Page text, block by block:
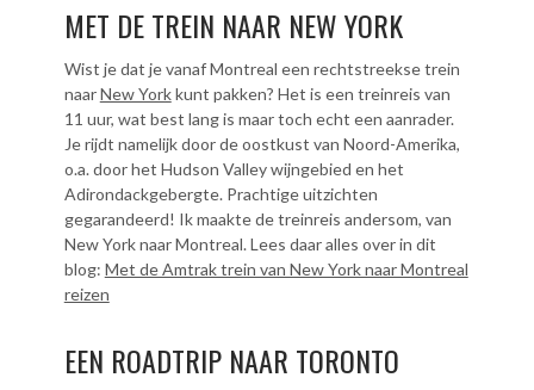
MET DE TREIN NAAR NEW YORK
Wist je dat je vanaf Montreal een rechtstreekse trein
naarNew Yorkkunt pakken? Het is een treinreis van
11 uur, wat best lang is maar toch echt een aanrader.
Je rijdt namelijk door de oostkust van Noord-Amerika,
o.a. door het Hudson Valley wijngebied en het
Adirondackgebergte. Prachtige uitzichten
gegarandeerd! Ik maakte de treinreis andersom, van
New York naar Montreal. Lees daar alles over in dit
blog: Met de Amtrak trein van New York naar Montreal
reizen
EEN ROADTRIP NAAR TORONTO